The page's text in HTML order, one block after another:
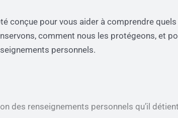
conçue pour vous aider à comprendre
comment nous les protégeons, et
personnels.
des renseignements personnels qu’il